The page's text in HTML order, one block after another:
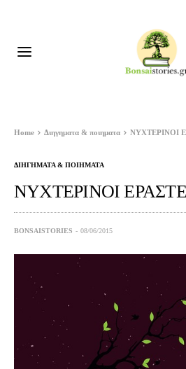
Home Διηγηματα & ποιηματα ΝΥΧΤΕΡΙΝΟΙ
ΔΙΗΓΗΜΑΤΑ & ΠΟΙΗΜΑΤΑ
ΝΥΧΤΕΡΙΝΟΙ
BONSAISTORIES 08/06/2015